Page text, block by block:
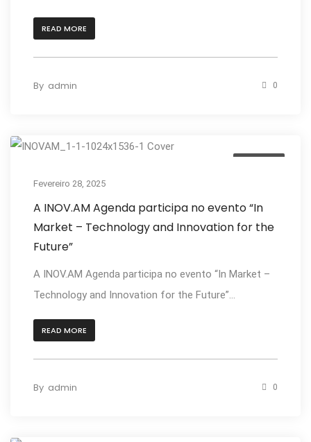
READ MORE
By admin 0
Fevereiro 28, 2025
A INOV.AM Agenda participa no evento “In
Market – Technology and Innovation for the
Future”
A INOV.AM Agenda participa no evento “In Market –
Technology and Innovation for the Future”...
READ MORE
By admin 0